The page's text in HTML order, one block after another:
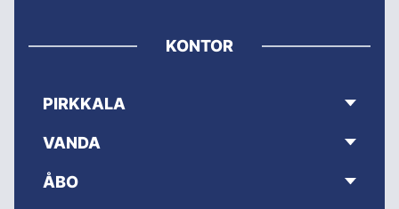
KONTOR
PIRKKALA
VANDA
ÅBO